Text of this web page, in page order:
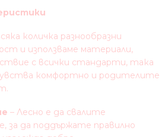
количка разнообразни
и използваме материали,
с всички стандарти, така
комфортно и родителите
– Лесно е да свалите
за да поддържате правилно